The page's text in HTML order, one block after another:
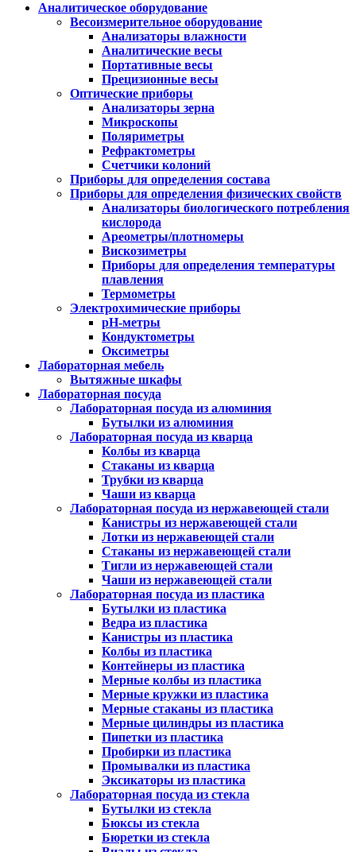
Аналитическое оборудование
Весоизмерительное оборудование
Анализаторы влажности
Аналитические весы
Портативные весы
Прецизионные весы
Оптические приборы
Анализаторы зерна
Микроскопы
Поляриметры
Рефрактометры
Счетчики колоний
Приборы для определения состава
Приборы для определения физических свойств
Анализаторы биологического потребления
кислорода
Ареометры/плотномеры
Вискозиметры
Приборы для определения температуры
плавления
Термометры
Электрохимические приборы
pH-метры
Кондуктометры
Оксиметры
Лабораторная мебель
Вытяжные шкафы
Лабораторная посуда
Лабораторная посуда из алюминия
Бутылки из алюминия
Лабораторная посуда из кварца
Колбы из кварца
Стаканы из кварца
Трубки из кварца
Чаши из кварца
Лабораторная посуда из нержавеющей стали
Канистры из нержавеющей стали
Лотки из нержавеющей стали
Стаканы из нержавеющей стали
Тигли из нержавеющей стали
Чаши из нержавеющей стали
Лабораторная посуда из пластика
Бутылки из пластика
Ведра из пластика
Канистры из пластика
Колбы из пластика
Контейнеры из пластика
Мерные колбы из пластика
Мерные кружки из пластика
Мерные стаканы из пластика
Мерные цилиндры из пластика
Пипетки из пластика
Пробирки из пластика
Промывалки из пластика
Эксикаторы из пластика
Лабораторная посуда из стекла
Бутылки из стекла
Бюксы из стекла
Бюретки из стекла